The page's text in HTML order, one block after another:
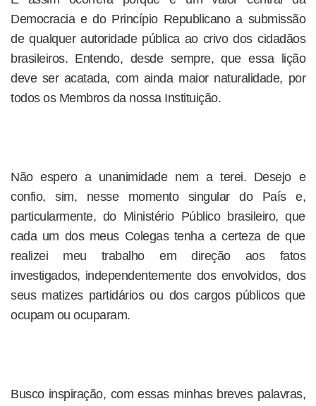
Democracia e do Princípio Republicano a submissão
de qualquer autoridade pública ao crivo dos cidadãos
brasileiros. Entendo, desde sempre, que essa lição
deve ser acatada, com ainda maior naturalidade, por
todos os Membros da nossa Instituição.
Não espero a unanimidade nem a terei. Desejo e
confio, sim, nesse momento singular do País e,
particularmente, do Ministério Público brasileiro, que
cada um dos meus Colegas tenha a certeza de que
realizei meu trabalho em direção aos fatos
investigados, independentemente dos envolvidos, dos
seus matizes partidários ou dos cargos públicos que
ocupam ou ocuparam.
Busco inspiração, com essas minhas breves palavras,